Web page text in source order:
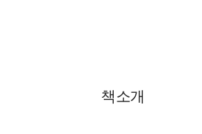
책소개